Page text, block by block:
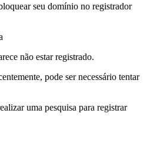
seu domínio no registrador
não estar registrado.
pode ser necessário tentar
uma pesquisa para registrar